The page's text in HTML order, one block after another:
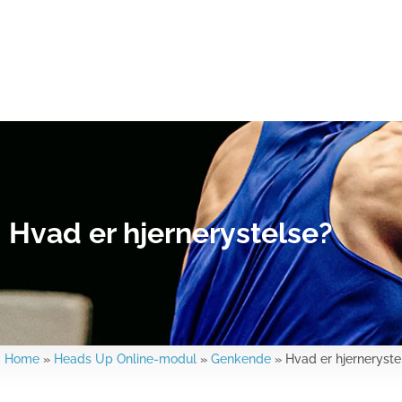
Hvad er hjernerystelse?
Home » Heads Up Online-modul » Genkende » Hvad er